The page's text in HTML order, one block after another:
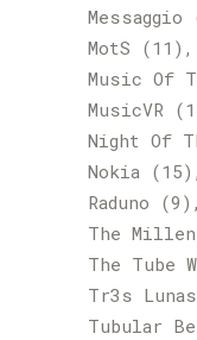
Messaggio
MotS (11)
Music Of
MusicVR
Night Of
Nokia (15)
Raduno (9)
The
The Tube
Tr3s Lunas
Tubular